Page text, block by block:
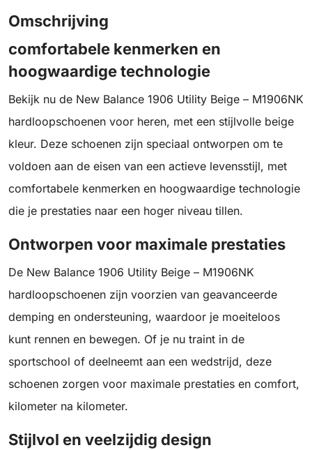
Omschrijving
comfortabele kenmerken en
hoogwaardige technologie
Bekijk nu de New Balance 1906 Utility Beige – M1906NK
hardloopschoenen voor heren, met een stijlvolle beige
kleur. Deze schoenen zijn speciaal ontworpen om te
voldoen aan de eisen van een actieve levensstijl, met
comfortabele kenmerken en hoogwaardige technologie
die je prestaties naar een hoger niveau tillen.
Ontworpen voor maximale prestaties
De New Balance 1906 Utility Beige – M1906NK
hardloopschoenen zijn voorzien van geavanceerde
demping en ondersteuning, waardoor je moeiteloos
kunt rennen en bewegen. Of je nu traint in de
sportschool of deelneemt aan een wedstrijd, deze
schoenen zorgen voor maximale prestaties en comfort,
kilometer na kilometer.
Stijlvol en veelzijdig design